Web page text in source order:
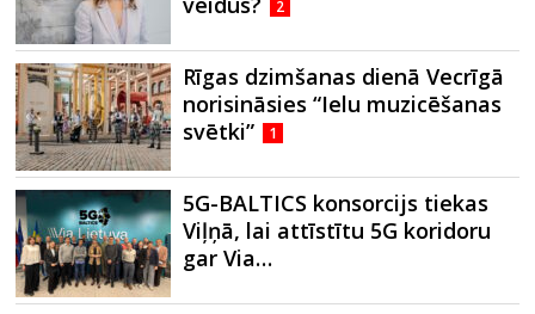
2
Rīgas dzimšanas dienā Vecrīgā
norisināsies “Ielu muzicēšanas
svētki”
1
5G-BALTICS konsorcijs tiekas
Viļņā, lai attīstītu 5G koridoru
gar Via…